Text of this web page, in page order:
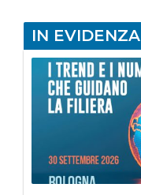
IN EVIDENZA